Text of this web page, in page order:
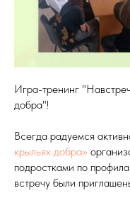
Игра-тренинг
добра"!
Всегда радуемся
крыльях добра»
подростками по
встречу были